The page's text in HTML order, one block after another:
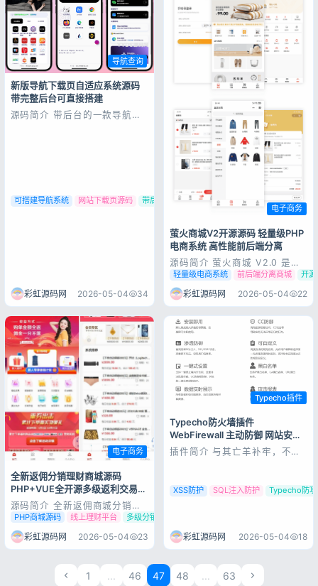
导航查询
新版导航下载页自适应系统源码
带完整后台可直接搭建
源码简介 带后台的一款导航下
下载区域可...
可搭建导航系统 网站下载页源码 带后台导航源码
彩虹源码网 2026-05-04 34
电子商务
萤火商城V2开源源码 轻量级PHP
电商系统 高性能前后端分离
源码简介 萤火商城 V2.0 是一
款基于 PHP 完全开源
（Apache License 协议开
源）、轻量级、高性能、前后端
分离的电商系统。它支持微信小
多种终端，旨在帮助用户快速搭
建个性化独立商城。项目前后
端...
轻量级电商系统 前后端分离商城 开
彩虹源码网 2026-05-04 22
电子商务
全新返佣分销理财商城源码
PHP+VUE全开源多级返利交易系
统
源码简介 全新返佣商城分销商
城理财商城系统源码 全开源
PHP+VUE源码 完整版全新返佣
分销理财三合一商城系统，采用
PHP后端搭配VUE前端架构，
能，源码完整亲测稳定，可二次
PHP商城源码 线上理财平台 多级分销返利
彩虹源码网 2026-05-04 23
Typecho插件
Typecho防火墙插件
WebFirewall 主动防御 网站安全
防护插件
插件简介 与其亡羊补牢，不如
挂马。为此，我们开发了
够有效...
XSS防护 SQL注入防护 Typecho防
彩虹源码网 2026-05-04 18
1 ... 46 47 48 ... 63
隐私政策